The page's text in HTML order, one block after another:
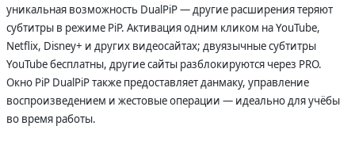
уникальная возможность DualPiP — другие расширения теряют
субтитры в режиме PiP. Активация одним кликом на YouTube,
Netflix, Disney+ и других видеосайтах; двуязычные субтитры
YouTube бесплатны, другие сайты разблокируются через PRO.
Окно PiP DualPiP также предоставляет данмаку, управление
воспроизведением и жестовые операции — идеально для учёбы
во время работы.